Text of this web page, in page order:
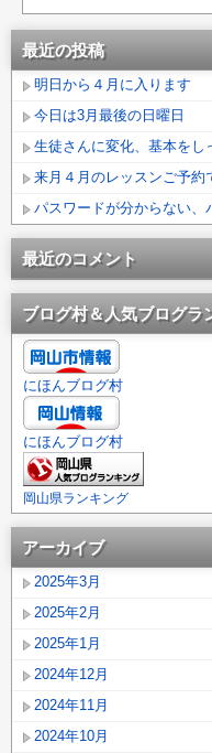
最近の投稿
明日から４月に入ります
今日は3月最後の日曜日
生徒さんに変化、基本をし
来月４月のレッスンご予約
パスワードが分からない、
最近のコメント
ブログ村＆人気ブログラ
にほんブログ村
にほんブログ村
岡山県ランキング
アーカイブ
2025年3月
2025年2月
2025年1月
2024年12月
2024年11月
2024年10月